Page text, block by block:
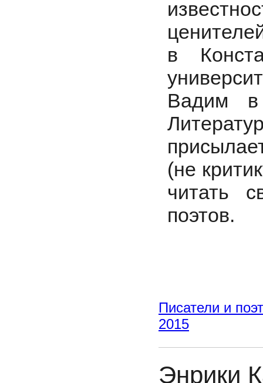
в
Вадим в
(не
читать
поэтов.
Писатели и
2015
Энрики